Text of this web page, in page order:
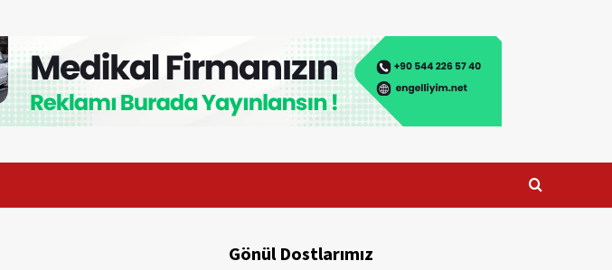
Gönül Dostlarımız